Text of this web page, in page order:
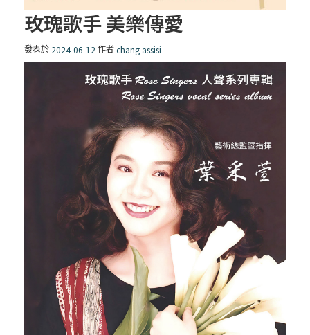
玫瑰歌手 美樂傳愛
發表於 2024-06-12作者chang assisi